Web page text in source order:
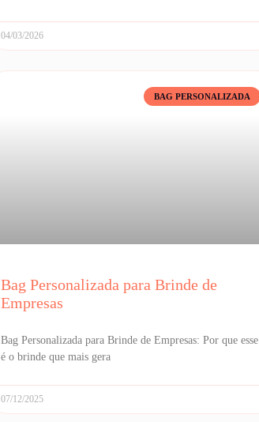
04/03/2026
BAG PERSONALIZADA
Bag Personalizada para Brinde de
Empresas
Bag Personalizada para Brinde de Empresas: Por que esse
é o brinde que mais gera
07/12/2025